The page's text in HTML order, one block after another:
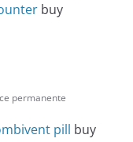
buy
permanente
pill buy